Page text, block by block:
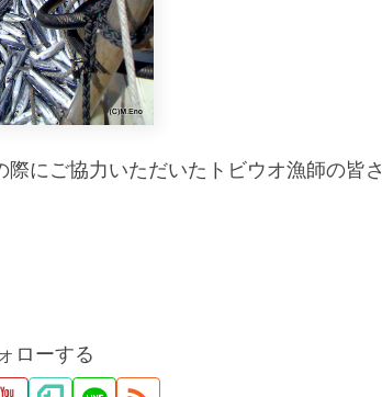
にご協力いただいたトビウオ漁師の皆さ
ローする